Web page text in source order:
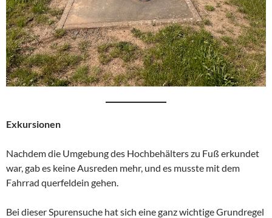
Exkursionen
Nachdem die Umgebung des Hochbehälters zu Fuß erkundet
war, gab es keine Ausreden mehr, und es musste mit dem
Fahrrad querfeldein gehen.
Bei dieser Spurensuche hat sich eine ganz wichtige Grundregel